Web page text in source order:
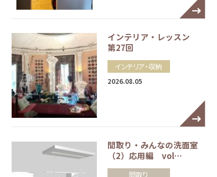
インテリア・レッスン
第27回
インテリア・収納
2026.08.05
間取り・みんなの洗面室
（2）応用編 vol…
間取り